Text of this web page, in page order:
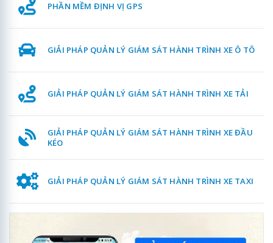
PHẦN MỀM ĐỊNH VỊ GPS
GIẢI PHÁP QUẢN LÝ GIÁM SÁT HÀNH TRÌNH XE Ô TÔ
GIẢI PHÁP QUẢN LÝ GIÁM SÁT HÀNH TRÌNH XE TẢI
GIẢI PHÁP QUẢN LÝ GIÁM SÁT HÀNH TRÌNH XE ĐẦU
KÉO
GIẢI PHÁP QUẢN LÝ GIÁM SÁT HÀNH TRÌNH XE TAXI